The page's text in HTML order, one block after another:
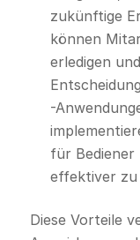
zukünftige
können
erledigen
-
für Bediener
effektiver
Diese Vorteile